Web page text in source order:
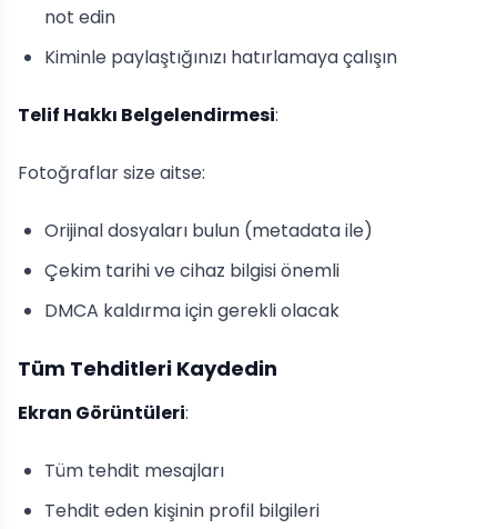
not edin
Kiminle paylaştığınızı hatırlamaya çalışın
Telif Hakkı Belgelendirmesi:
Fotoğraflar size aitse:
Orijinal dosyaları bulun (metadata ile)
Çekim tarihi ve cihaz bilgisi önemli
DMCA kaldırma için gerekli olacak
Tüm Tehditleri Kaydedin
Ekran Görüntüleri:
Tüm tehdit mesajları
Tehdit eden kişinin profil bilgileri